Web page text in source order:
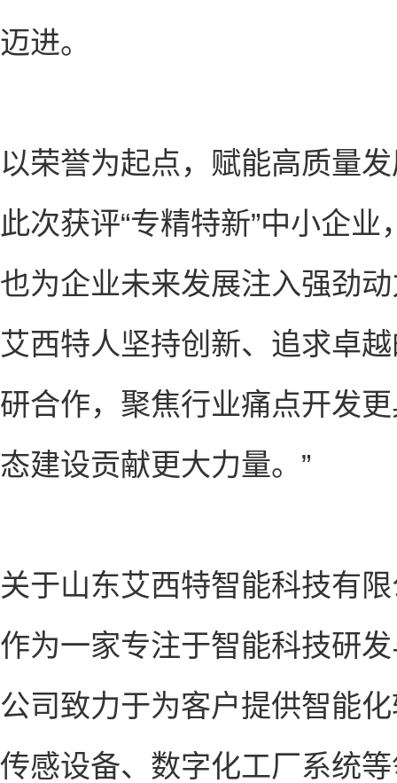
迈进。
以荣誉为起点，赋能高质量
此次获评“专精特新”中小企
也为企业未来发展注入强劲
艾西特人坚持创新、追求卓
研合作，聚焦行业痛点开发
态建设贡献更大力量。”
关于山东艾西特智能科技有
作为一家专注于智能科技研
公司致力于为客户提供智能
传感设备、数字化工厂系统